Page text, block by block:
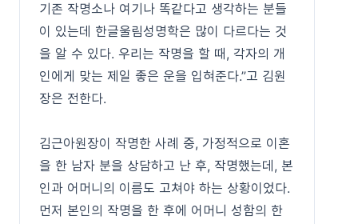
기존 작명소나 여기나 똑같다고 생각하는 분들
이 있는데 한글울림성명학은 많이 다르다는 것
을 알 수 있다. 우리는 작명을 할 때, 각자의 개
인에게 맞는 제일 좋은 운을 입혀준다.”고 김원
장은 전한다.
김근아원장이 작명한 사례 중, 가정적으로 이혼
을 한 남자 분을 상담하고 난 후, 작명했는데, 본
인과 어머니의 이름도 고쳐야 하는 상황이었다.
먼저 본인의 작명을 한 후에 어머니 성함의 한